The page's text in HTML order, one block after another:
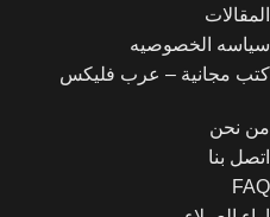
المقالات
سياسه الخصوصيه
كتب مجانية – عرب فليكس
من نحن
اتصل بنا
FAQ